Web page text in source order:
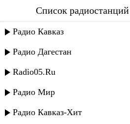
султан - юртахо
Список радиостанций
Радио Кавказ
Радио Дагестан
Radio05.Ru
Радио Мир
Радио Кавказ-Хит
Султан - Юртахо